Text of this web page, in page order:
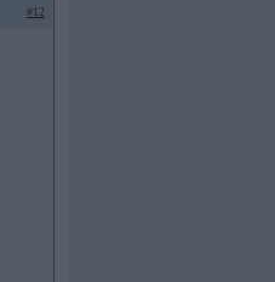
#12